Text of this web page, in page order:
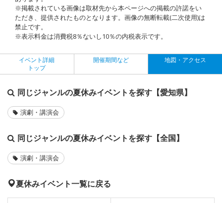
※掲載されている画像は取材先から本ページへの掲載の許諾をい
ただき、提供されたものとなります。画像の無断転載(二次使用)は
禁止です。
※表示料金は消費税8％ないし10％の内税表示です。
イベント詳細
トップ
開催期間など 地図・アクセス
同じジャンルの夏休みイベントを探す【愛知県】
演劇・講演会
同じジャンルの夏休みイベントを探す【全国】
演劇・講演会
夏休みイベント一覧に戻る